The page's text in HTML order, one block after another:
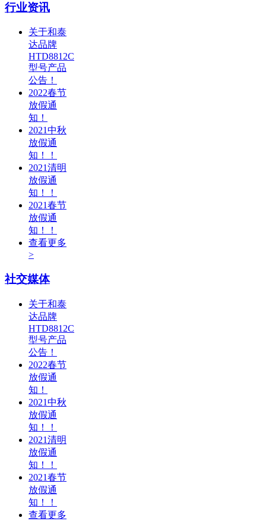
行业资讯
关于和泰
达品牌
HTD8812C
型号产品
公告！
2022春节
放假通
知！
2021中秋
放假通
知！！
2021清明
放假通
知！！
2021春节
放假通
知！！
查看更多
>
社交媒体
关于和泰
达品牌
HTD8812C
型号产品
公告！
2022春节
放假通
知！
2021中秋
放假通
知！！
2021清明
放假通
知！！
2021春节
放假通
知！！
查看更多